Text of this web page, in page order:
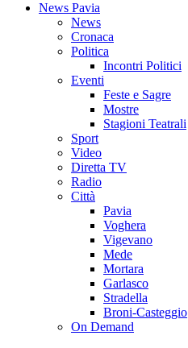
News Pavia
News
Cronaca
Politica
Incontri Politici
Eventi
Feste e Sagre
Mostre
Stagioni Teatrali
Sport
Video
Diretta TV
Radio
Città
Pavia
Voghera
Vigevano
Mede
Mortara
Garlasco
Stradella
Broni-Casteggio
On Demand